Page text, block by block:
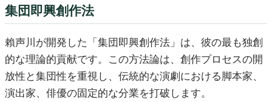
集団即興創作法
賴声川が開発した「集団即興創作法」は、彼の最も独創
的な理論的貢献です。この方法論は、創作プロセスの開
放性と集団性を重視し、伝統的な演劇における脚本家、
演出家、俳優の固定的な分業を打破します。